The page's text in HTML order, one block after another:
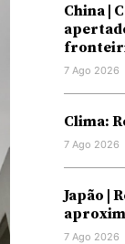
China |
7 Ago 2026
Clima:
7 Ago 2026
Japão |
7 Ago 2026